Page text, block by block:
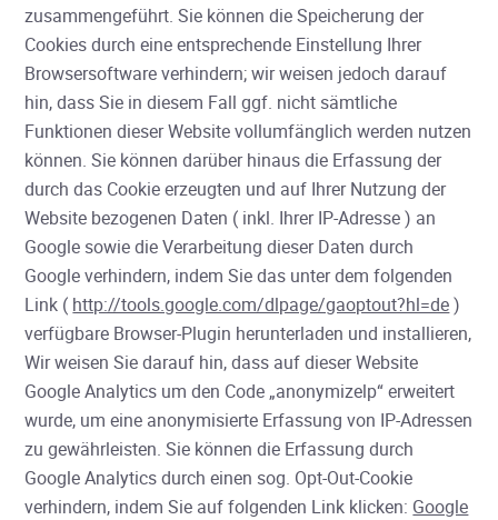
zusammengeführt. Sie können die Speicherung der
Cookies durch eine entsprechende Einstellung Ihrer
Browsersoftware verhindern; wir weisen jedoch darauf
hin, dass Sie in diesem Fall ggf. nicht sämtliche
Funktionen dieser Website vollumfänglich werden nutzen
können. Sie können darüber hinaus die Erfassung der
durch das Cookie erzeugten und auf Ihrer Nutzung der
Website bezogenen Daten ( inkl. Ihrer IP-Adresse ) an
Google sowie die Verarbeitung dieser Daten durch
Google verhindern, indem Sie das unter dem folgenden
Link ( http://tools.google.com/dlpage/gaoptout?hl=de)
verfügbare Browser-Plugin herunterladen und installieren,
Wir weisen Sie darauf hin, dass auf dieser Website
Google Analytics um den Code „anonymizelp“ erweitert
wurde, um eine anonymisierte Erfassung von IP-Adressen
zu gewährleisten. Sie können die Erfassung durch
Google Analytics durch einen sog. Opt-Out-Cookie
verhindern, indem Sie auf folgenden Link klicken: Google